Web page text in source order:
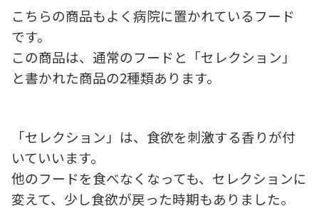
こちらの商品もよく病院に置かれているフード
です。
この商品は、通常のフードと「セレクション」
と書かれた商品の2種類あります。
「セレクション」は、食欲を刺激する香りが付
いていいます。
他のフードを食べなくなっても、セレクションに
変えて、少し食欲が戻った時期もありました。